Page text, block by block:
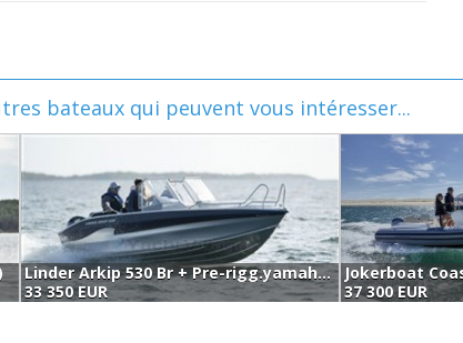
bateaux qui peuvent vous intéresser...
Linder Arkip 530 Br + Pre-rigg.yamaha+garmin 9" Gps (2026)
33 350 EUR
37 300 EUR